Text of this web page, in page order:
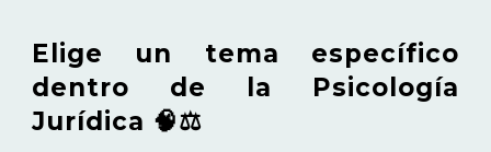
Elige un tema específico
dentro de la Psicología
Jurídica 🧠⚖️